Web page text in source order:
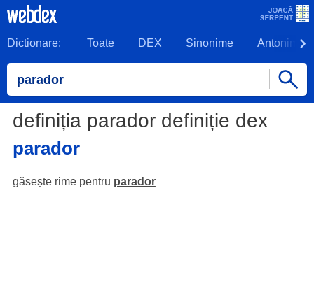
Dictionare: Toate DEX Sinonime Antonime
definiția parador definiție dex
parador
găsește rime pentru parador